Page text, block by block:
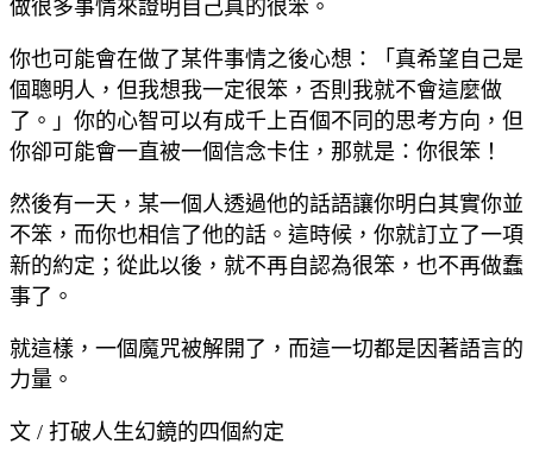
做很多事情來證明自己真的很笨。
你也可能會在做了某件事情之後心想：「真希望自己是
個聰明人，但我想我一定很笨，否則我就不會這麼做
了。」你的心智可以有成千上百個不同的思考方向，但
你卻可能會一直被一個信念卡住，那就是：你很笨！
然後有一天，某一個人透過他的話語讓你明白其實你並
不笨，而你也相信了他的話。這時候，你就訂立了一項
新的約定；從此以後，就不再自認為很笨，也不再做蠢
事了。
就這樣，一個魔咒被解開了，而這一切都是因著語言的
力量。
文 / 打破人生幻鏡的四個約定